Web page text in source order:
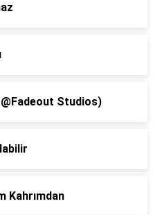
Studios)
Kahrımdan